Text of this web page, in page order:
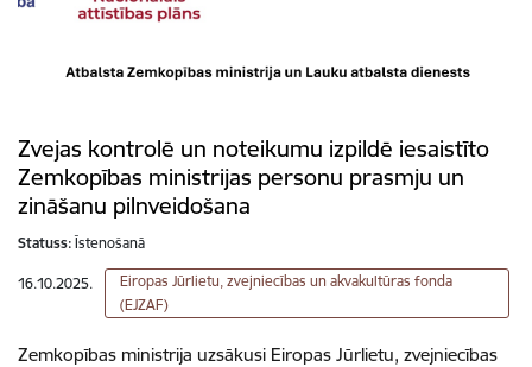
Zvejas kontrolē un noteikumu izpildē iesaistīto
Zemkopības ministrijas personu prasmju un
zināšanu pilnveidošana
Statuss: Īstenošanā
16.10.2025.
Eiropas Jūrlietu, zvejniecības un akvakultūras fonda
(EJZAF)
Zemkopības ministrija uzsākusi Eiropas Jūrlietu, zvejniecības